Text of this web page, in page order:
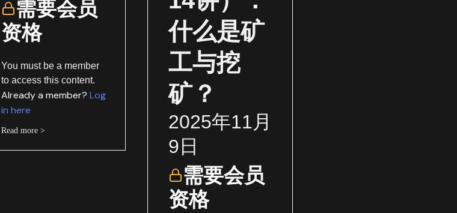
需要会员
资格
You must be a member
to access this content.
Already a member? Log
in here
Read more >
什么是矿
工与挖
矿？
2025年11月
9日
需要会员
资格